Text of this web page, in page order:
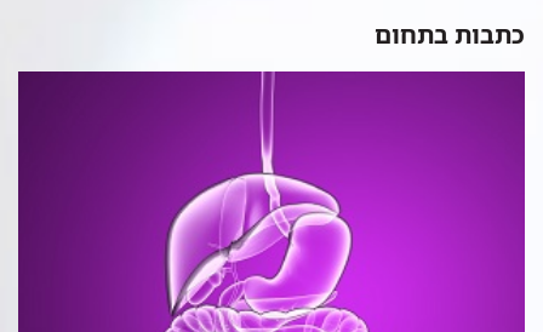
כתבות בתחום